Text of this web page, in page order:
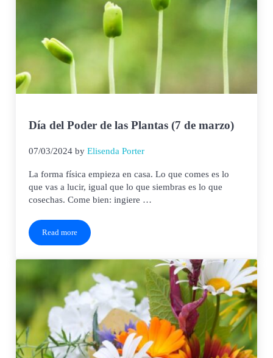
Día del Poder de las Plantas (7 de marzo)
07/03/2024 byElisenda Porter
La forma física empieza en casa. Lo que comes es lo
que vas a lucir, igual que lo que siembras es lo que
cosechas. Come bien: ingiere …
Read moreDía del Poder de las Plantas (7 de marzo)